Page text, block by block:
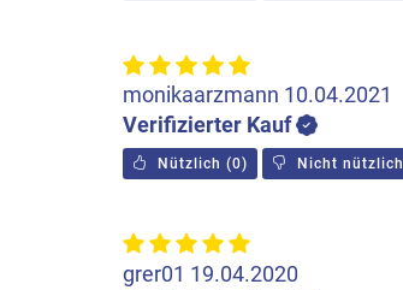
monikaarzmann 10.04.2021
Verifizierter Kauf
Nützlich (0) Nicht nützlich
grer01 19.04.2020